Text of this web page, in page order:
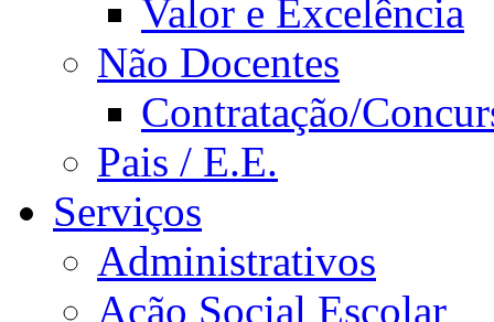
Valor e Excelência
Não Docentes
Contratação/
Pais / E.E.
Serviços
Administrativos
Ação Social Escolar